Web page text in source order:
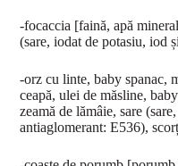
-focaccia [faină, apă
(sare, iodat de potasiu, iod
-orz cu linte, baby spanac,
ceapă, ulei de măsline,
zeamă de lămâie, sare
antiaglomerant: E536),